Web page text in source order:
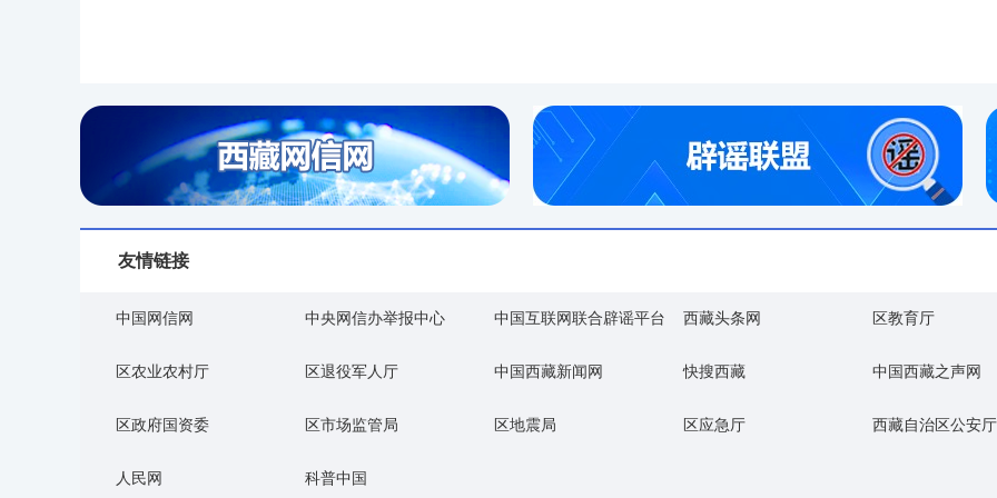
友情链接
中国网信网 中央网信办举报中心 中国互联网联合辟谣平台 西藏头条网 区教育厅
区农业农村厅 区退役军人厅 中国西藏新闻网 快搜西藏 中国西藏之声网
区政府国资委 区市场监管局 区地震局 区应急厅 西藏自治区公安厅
人民网 科普中国